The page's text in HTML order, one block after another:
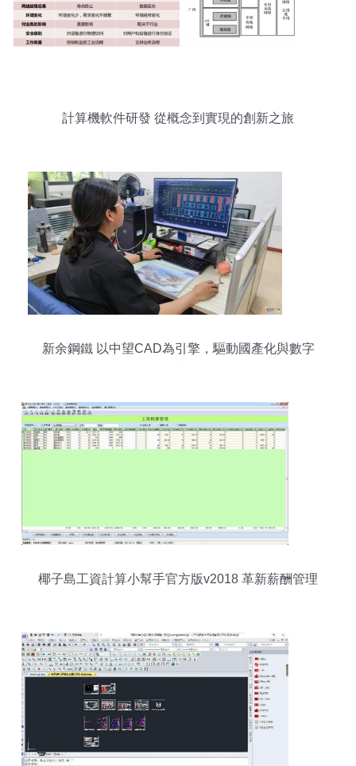
計算機軟件研發 從概念到實現的創新之旅
新余鋼鐵 以中望CAD為引擎，驅動國產化與數字
椰子島工資計算小幫手官方版v2018 革新薪酬管理